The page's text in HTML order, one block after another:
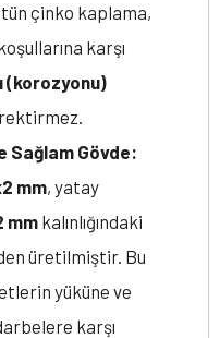
çinko kaplama,
karşı
(korozyonu)
Sağlam Gövde:
mm, yatay
mm kalınlığındaki
üretilmiştir. Bu
yüküne ve
karşı